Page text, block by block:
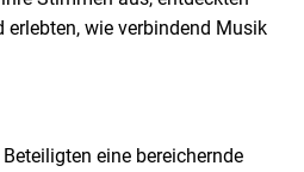
wie verbindend Musik
eine bereichernde